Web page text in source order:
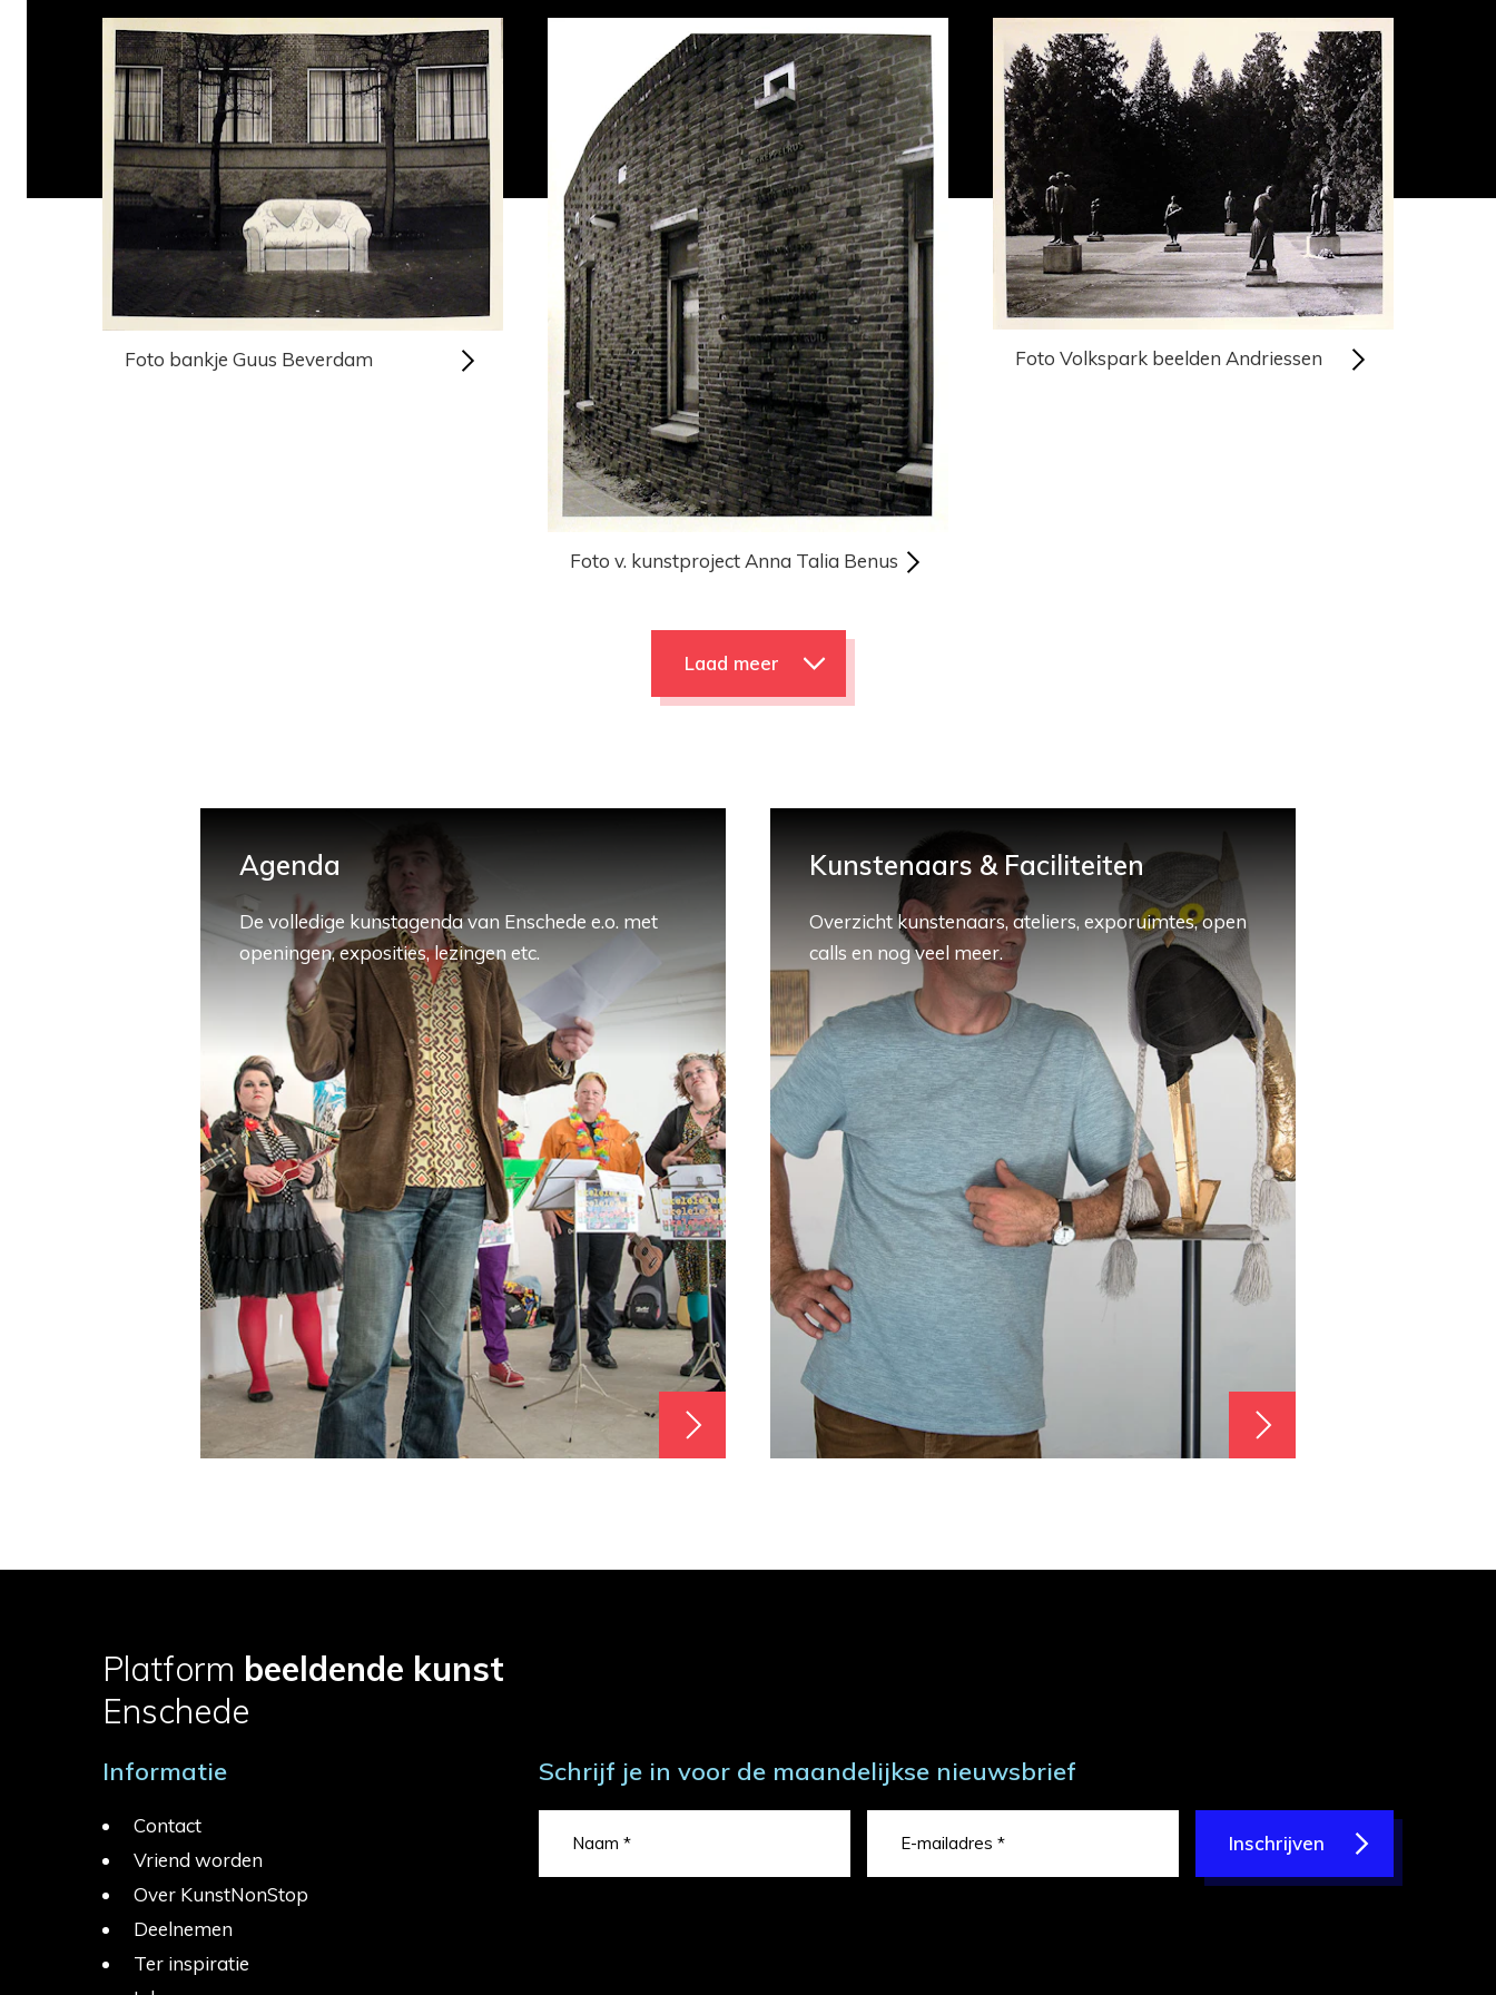
Foto bankje Guus Beverdam
Foto v. kunstproject Anna Talia Benus
Foto Volkspark beelden Andriessen
Laad meer
Agenda
De volledige kunstagenda van Enschede e.o. met
openingen, exposities, lezingen etc.
Kunstenaars & Faciliteiten
Overzicht kunstenaars, ateliers, exporuimtes, open
calls en nog veel meer.
Platform beeldende kunst
Enschede
Informatie
Contact
Vriend worden
Over KunstNonStop
Deelnemen
Ter inspiratie
Schrijf je in voor de maandelijkse nieuwsbrief
Inschrijven